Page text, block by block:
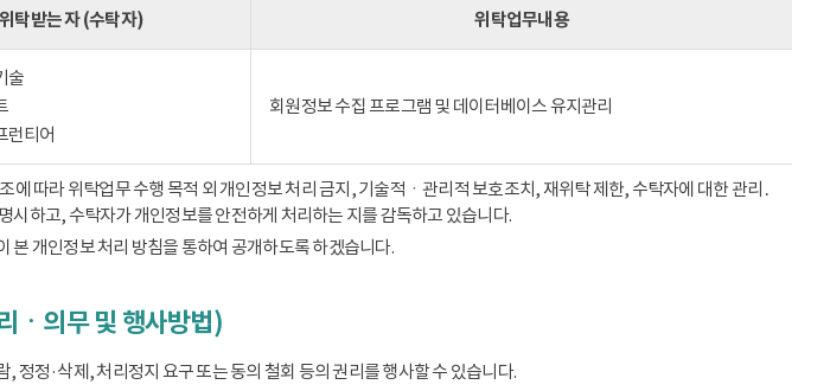
위탁받는 자 (수탁자) 위탁업무내용
술
런티어
회원정보 수집 프로그램 및 데이터베이스 유지관리
따라 위탁업무 수행 목적 외 개인정보 처리 금지, 기술적ㆍ관리적 보호조치, 재위탁 제한, 수탁자에 대한 관리․
시하고, 수탁자가 개인정보를 안전하게 처리하는 지를 감독하고 있습니다.
개인정보 처리 방침을 통하여 공개하도록 하겠습니다.
ㆍ의무 및 행사방법)
정·삭제, 처리정지 요구 또는 동의 철회 등의 권리를 행사할 수 있습니다.